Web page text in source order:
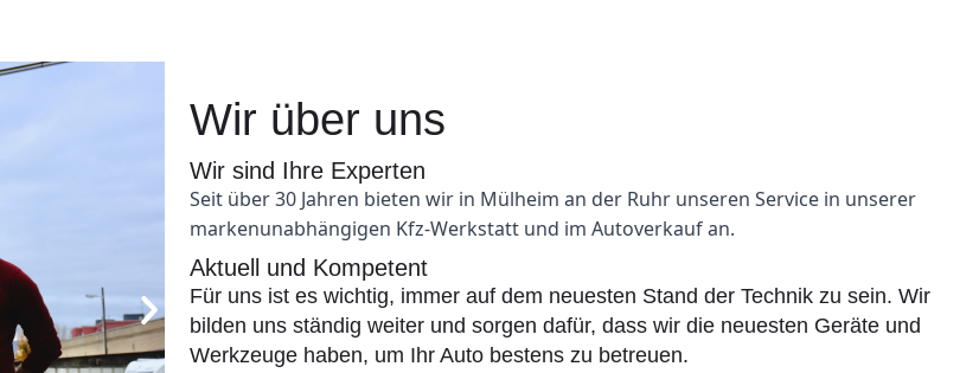
Wir über uns
Wir sind Ihre Experten
Seit über 30 Jahren bieten wir in Mülheim an der Ruhr unseren Service in unserer
markenunabhängigen Kfz-Werkstatt und im Autoverkauf an.
Aktuell und Kompetent
Für uns ist es wichtig, immer auf dem neuesten Stand der Technik zu sein. Wir
bilden uns ständig weiter und sorgen dafür, dass wir die neuesten Geräte und
Werkzeuge haben, um Ihr Auto bestens zu betreuen.